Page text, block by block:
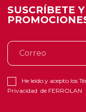
SUSCRÍBETE
He leído y acepto los
Privacidad de FERROLAN